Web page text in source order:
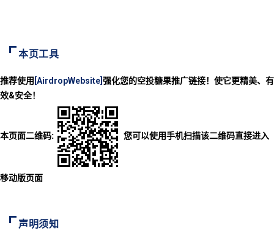
本页工具
推荐使用 [AirdropWebsite] 强化您的空投糖果推广链接！使它更精美、有
效&安全！
本页面二维码: 您可以使用手机扫描该二维码直接进入
移动版页面
声明须知